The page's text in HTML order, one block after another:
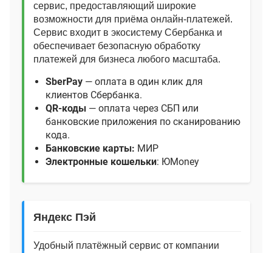
сервис, предоставляющий широкие
возможности для приёма онлайн‑платежей.
Сервис входит в экосистему Сбербанка и
обеспечивает безопасную обработку
платежей для бизнеса любого масштаба.
SberPay — оплата в один клик для
клиентов Сбербанка.
QR‑коды — оплата через СБП или
банковские приложения по сканированию
кода.
Банковские карты: МИР
Электронные кошельки: ЮMoney
Яндекс Пэй
Удобный платёжный сервис от компании